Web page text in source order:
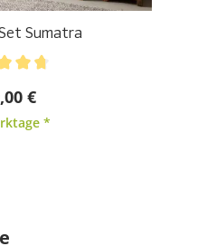
Sumatra
€
*